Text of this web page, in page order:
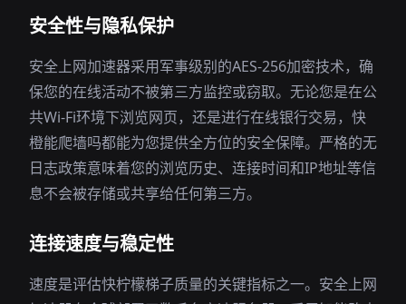
安全性与隐私保护
安全上网加速器采用军事级别的AES-256加密技术，确
保您的在线活动不被第三方监控或窃取。无论您是在公
共Wi-Fi环境下浏览网页，还是进行在线银行交易，快
橙能爬墙吗都能为您提供全方位的安全保障。严格的无
日志政策意味着您的浏览历史、连接时间和IP地址等信
息不会被存储或共享给任何第三方。
连接速度与稳定性
速度是评估快柠檬梯子质量的关键指标之一。安全上网